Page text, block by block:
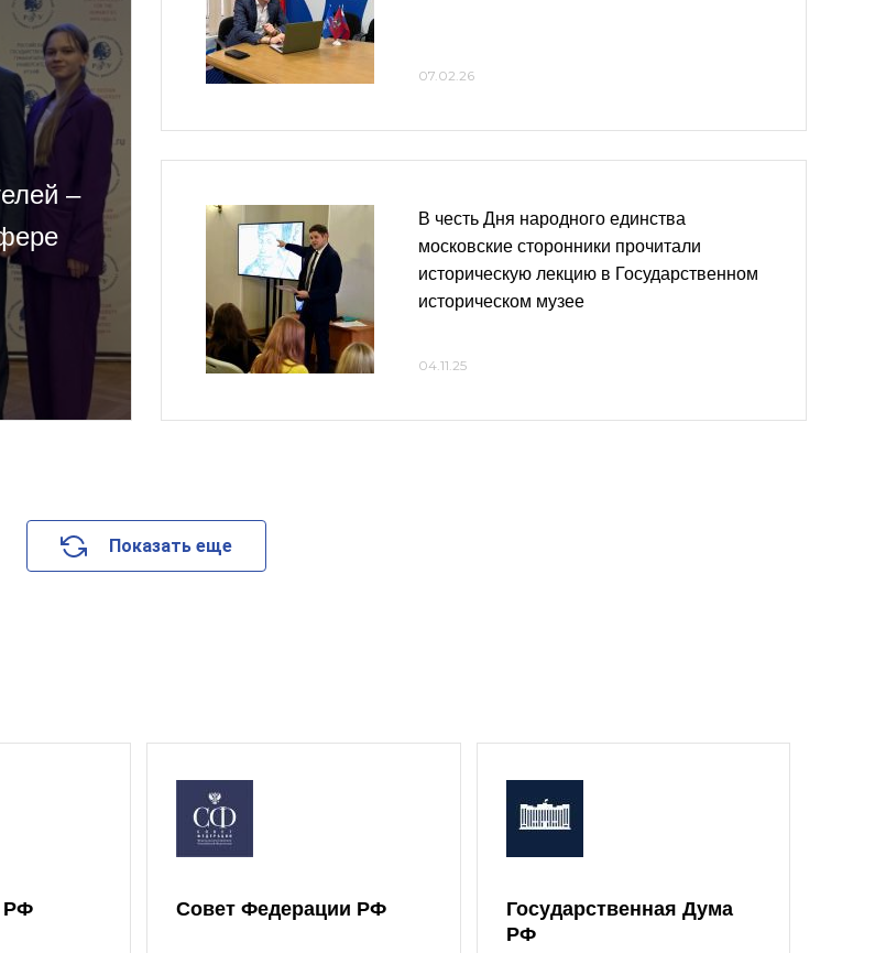
–
07.02.26
В честь Дня народного единства
московские сторонники прочитали
историческую лекцию в Государственном
историческом музее
04.11.25
Показать еще
РФ Совет Федерации РФ
Государственная Дума
РФ